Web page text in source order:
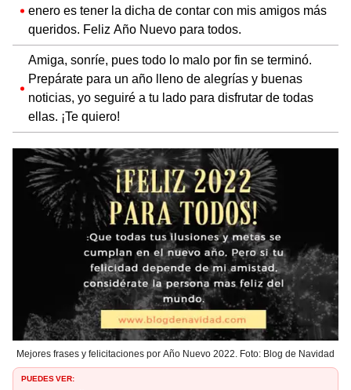
enero es tener la dicha de contar con mis amigos más
queridos. Feliz Año Nuevo para todos.
Amiga, sonríe, pues todo lo malo por fin se terminó.
Prepárate para un año lleno de alegrías y buenas
noticias, yo seguiré a tu lado para disfrutar de todas
ellas. ¡Te quiero!
Mejores frases y felicitaciones por Año Nuevo 2022. Foto: Blog de Navidad
PUEDES VER: